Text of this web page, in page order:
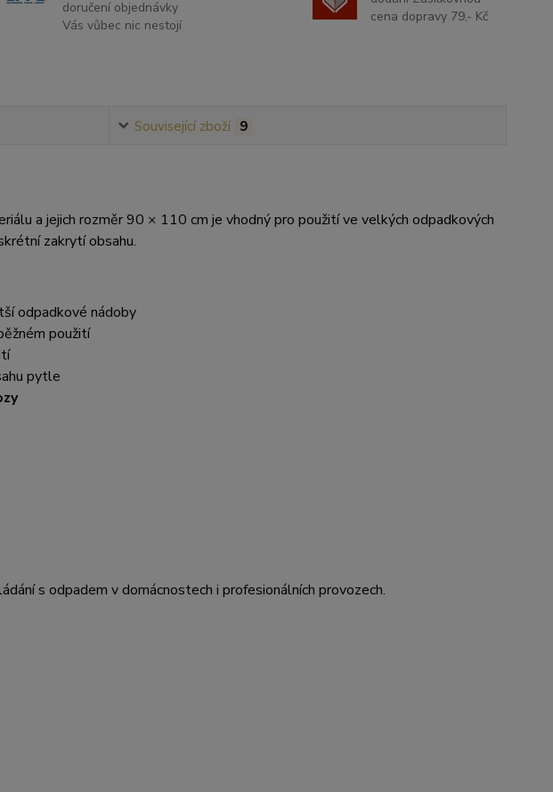
doručení objednávky
Vás vůbec nic nestojí
cena dopravy 79,- Kč
Související zboží 9
a jejich rozměr 90 × 110 cm je vhodný pro použití ve velkých odpadkových
zakrytí obsahu.
odpadkové nádoby
použití
pytle
s odpadem v domácnostech i profesionálních provozech.